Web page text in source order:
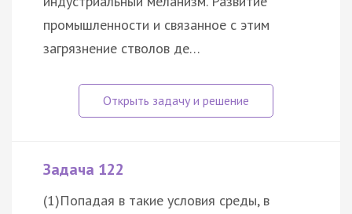
промышленности и связанное с этим
загрязнение стволов де…
Задача 122
(1)Попадая в такие условия среды, в